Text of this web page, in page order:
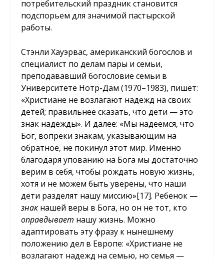
потребительский праздник становится
подспорьем для значимой пастырской
работы.
Стэнли Хауэрвас, американский богослов и
специалист по делам пары и семьи,
преподававший богословие семьи в
Университете Нотр-Дам (1970–1983), пишет:
«Христиане не возлагают надежд на своих
детей; правильнее сказать, что дети — это
знак надежды». И далее: «Мы надеемся, что
Бог, вопреки знакам, указывающим на
обратное, не покинул этот мир. Именно
благодаря упованию на Бога мы достаточно
верим в себя, чтобы рождать новую жизнь,
хотя и не можем быть уверены, что наши
дети разделят нашу миссию»[17]. Ребенок —
знак нашей веры в Бога, но он не тот, кто
оправдывает нашу жизнь. Можно
адаптировать эту фразу к нынешнему
положению дел в Европе: «Христиане не
возлагают надежд на семью, но семья —